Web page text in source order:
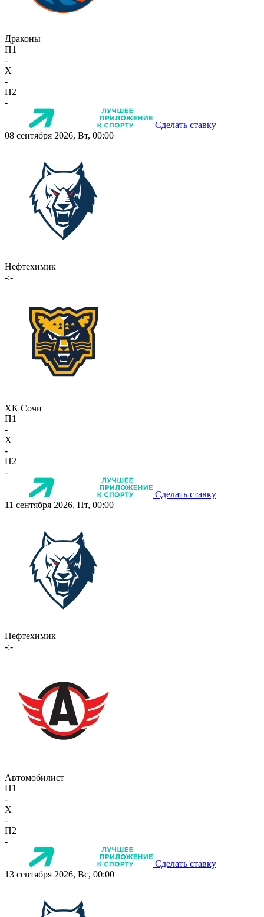
Драконы
П1
-
X
-
П2
-
Сделать ставку
08 сентября 2026, Вт, 00:00
Нефтехимик
-:-
ХК Сочи
П1
-
X
-
П2
-
Сделать ставку
11 сентября 2026, Пт, 00:00
Нефтехимик
-:-
Автомобилист
П1
-
X
-
П2
-
Сделать ставку
13 сентября 2026, Вс, 00:00